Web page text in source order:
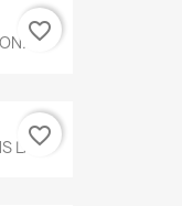
favorite_border
LA...
favorite_border